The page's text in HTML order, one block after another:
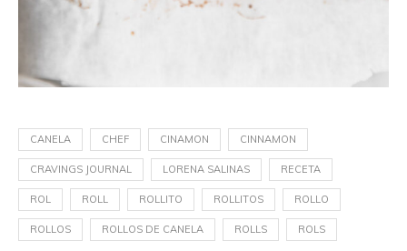
CANELA CHEF CINAMON CINNAMON
CRAVINGS JOURNAL LORENA SALINAS RECETA
ROL ROLL ROLLITO ROLLITOS ROLLO
ROLLOS ROLLOS DE CANELA ROLLS ROLS